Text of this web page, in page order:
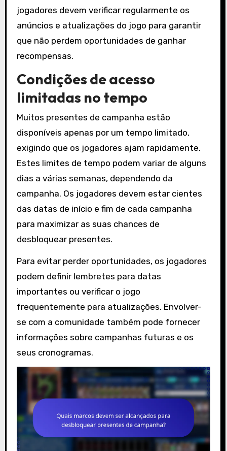
jogadores devem verificar regularmente os
anúncios e atualizações do jogo para garantir
que não perdem oportunidades de ganhar
recompensas.
Condições de acesso
limitadas no tempo
Muitos presentes de campanha estão
disponíveis apenas por um tempo limitado,
exigindo que os jogadores ajam rapidamente.
Estes limites de tempo podem variar de alguns
dias a várias semanas, dependendo da
campanha. Os jogadores devem estar cientes
das datas de início e fim de cada campanha
para maximizar as suas chances de
desbloquear presentes.
Para evitar perder oportunidades, os jogadores
podem definir lembretes para datas
importantes ou verificar o jogo
frequentemente para atualizações. Envolver-
se com a comunidade também pode fornecer
informações sobre campanhas futuras e os
seus cronogramas.